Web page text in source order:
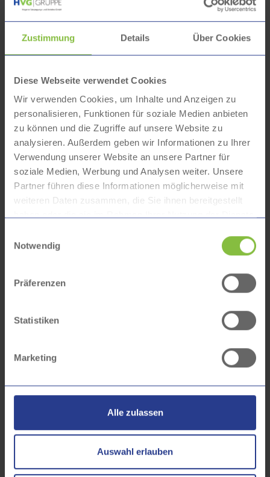
Zustimmung Details Über Cookies
Diese Webseite verwendet Cookies
Wir verwenden Cookies, um Inhalte und Anzeigen zu
personalisieren, Funktionen für soziale Medien anbieten
zu können und die Zugriffe auf unsere Website zu
analysieren. Außerdem geben wir Informationen zu Ihrer
Verwendung unserer Website an unsere Partner für
soziale Medien, Werbung und Analysen weiter. Unsere
Partner führen diese Informationen möglicherweise mit
weiteren Daten zusammen, die Sie ihnen bereitgestellt
Notwendig
Präferenzen
Statistiken
Marketing
Alle zulassen
Auswahl erlauben
Positionierung der Kund*innen in den
Mittelpunkt unserer Tätigkeit
Errichtung von attraktiven, zielgruppengerechten
Kundenzugängen
Konzernmarke.
Bildung einer Dachmarke, mit der sich alle
Gesellschaften identifizieren können
Konsequente Kommunikation der Dachmarke